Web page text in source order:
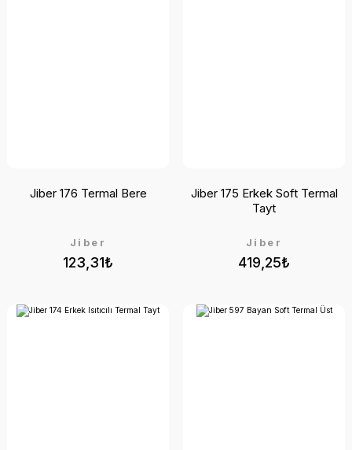
123,31₺
Jiber
Jiber 176 Termal Bere
419,25₺
Jiber
Jiber 175 Erkek Soft Termal
Tayt